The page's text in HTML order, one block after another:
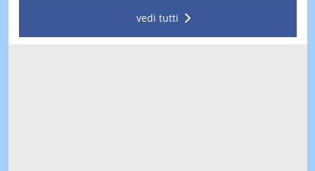
vedi tutti